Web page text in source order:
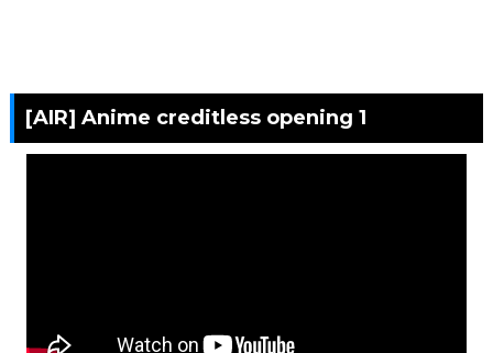
[AIR] Anime creditless opening 1